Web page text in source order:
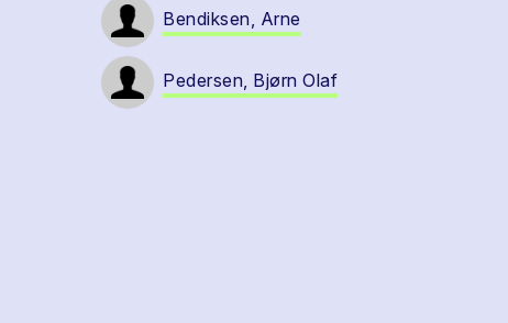
Bendiksen, Arne
Pedersen, Bjørn Olaf